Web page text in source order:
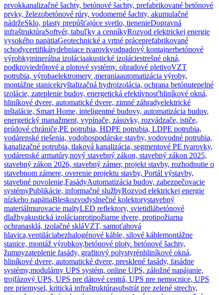
prvokkanalizačné šachty, betónové šachty, prefabrikované betónové
prvky, železobetónové rúry, vodomerné šachty, akumulačné
nádržeSklo, plasty prepúšťajúce svetlo, tienenieDopravná
infraštruktúraSoftvér, tabuľky a cenníkyRozvod elektrickej energie
vysokého napätiaGeotechnické a vrtné práceprefabrikované
schodycertifikátydebniace tvarovkyodpadový kontajnerbetónové
výrobkyminerálna izoláciaakustické izoláciestrešné okná,
podkroviedrôtové a plotové systémy. ohradové pletivoVZT
potrubia, výrobaelektromery ,meraniaautomatizácia výroby,
montážne stanicekryštalizačná hydroizolácia, ochrana betónutepelné
izolácie, zateplenie budov, energetická efektívnosťhliníkové okná,
hliníkové dvere, automatické dvere, zimné záhradyelektrické
inštalácie, Smart Home, inteligentné budovy, automatizácia budov,
energetický manažment, vypínače, zásuvky, rozvádzače, ističe,
prúdové chrániče,PE potrubia, HDPE potrubia, LDPE potrubia,
vodárenské riešenia, vodohospodárske stavby, vodovodné potrubia,
kanalizačné potrubia, tlaková kanalizácia, segmentové PE tvarovky,
vodárenské armatúry,nový stavebný zákon, stavebný zákon 2025,
stavebný zákon 2026, stavebný zámer, projekt stavby, rozhodnutie o
stavebnom zámere, overenie projektu stavby, Portál výstavby,
stavebné povolenie,FasádyAutomatizácia budov, zabezpečovacie
systémyPublikácie, informačné službyRozvod elektrickej energie
nízkeho napätiaBleskozvodyslnečné kolektorystavebný
materiálmurovacie maltyLED reflektory, svietidlábetónové
dlažbyakustická izoláciaprotipožiarne dvere, protipožiarna
ochranasklá, izolačné skláVZT, samoťahová
hlavica,ventiláciabezhalogénové káble, silové káblemontážne
stanice, montáž výrobkov,betónové ploty. betónové šachty,
žumpyzateplenie fasády, grafitový polystyrénhliníkové okná,
hliníkové dvere, automatické dvere, presklené fasády, fasádne
systémy,modulárny UPS systém, online UPS, záložné napájanie,
trojfázový UPS, UPS pre dátové centrá, UPS pre nemocnice, UPS
pre priemysel, kritická infraštruktúrasubstrát pre zelené strechy,